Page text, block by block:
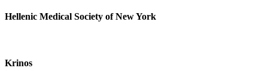
Hellenic Medical Society of New York
Krinos